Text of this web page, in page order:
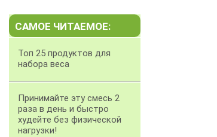
САМОЕ ЧИТАЕМОЕ:
Топ 25 продуктов для
набора веса
Принимайте эту смесь 2
раза в день и быстро
худейте без физической
нагрузки!